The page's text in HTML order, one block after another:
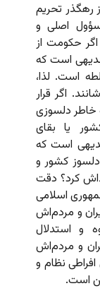
رهگذر تحریم
اصلی و
حکومت از
بدیهی است که
است. لذا،
اگر قرار
خاطر دلسوزی
یا بقای
است که
کشور و
کرد؟ دقت
اسلامی
و مردم‌اش
و استدلال
و مردم‌اش
نظام و
است.